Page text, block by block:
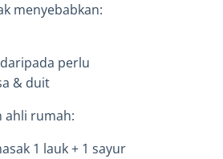
menyebabkan:
perlu
& duit
ahli rumah:
1 lauk + 1 sayur